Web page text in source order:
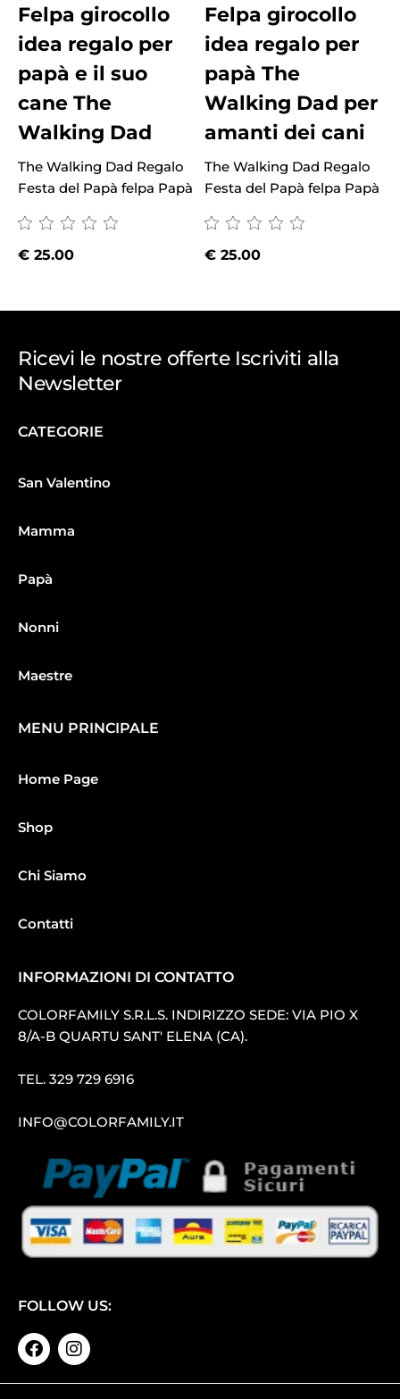
Felpa girocollo
idea regalo per
papà e il suo
cane The
Walking Dad
The Walking Dad Regalo
Festa del Papà felpa Papà
€25.00
Felpa girocollo
idea regalo per
papà The
Walking Dad per
amanti dei cani
The Walking Dad Regalo
Festa del Papà felpa Papà
€ 25.00
Ricevi le nostre offerte Iscriviti alla
Newsletter
CATEGORIE
San Valentino
Mamma
Papà
Nonni
Maestre
MENU PRINCIPALE
Home Page
Shop
Chi Siamo
Contatti
INFORMAZIONI DI CONTATTO
COLORFAMILY S.R.L.S. INDIRIZZO SEDE: VIA PIO X
8/A-B QUARTU SANT′ ELENA (CA).
TEL. 329 729 6916
INFO@COLORFAMILY.IT
FOLLOW US: